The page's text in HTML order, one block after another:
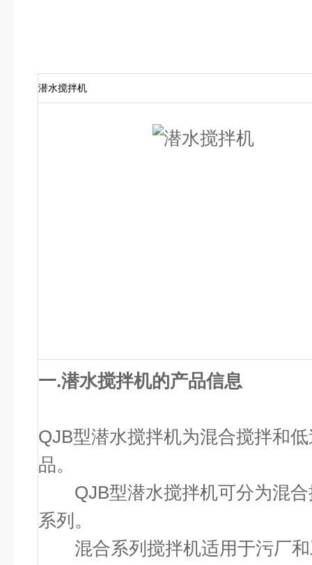
潜水搅拌机
一.潜水搅拌机的产品信息
QJB型潜水搅拌机为混合搅拌和
品。
QJB型潜水搅拌机可分为混
系列。
混合系列搅拌机适用于污厂和